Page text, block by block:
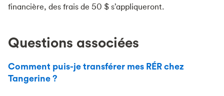
financière, des frais de 50 $ s’appliqueront.
Questions associées
Comment puis-je transférer mes RÉR chez
Tangerine ?